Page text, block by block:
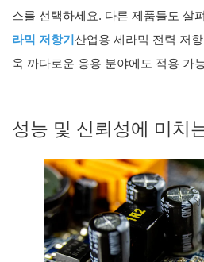
스를 선택하세요. 다른 제품들도 살
라믹 저항기산업용 세라믹 전력 저
욱 까다로운 응용 분야에도 적용 가
성능 및 신뢰성에 미치